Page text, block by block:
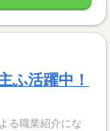
ふ活躍中！
る職業紹介にな